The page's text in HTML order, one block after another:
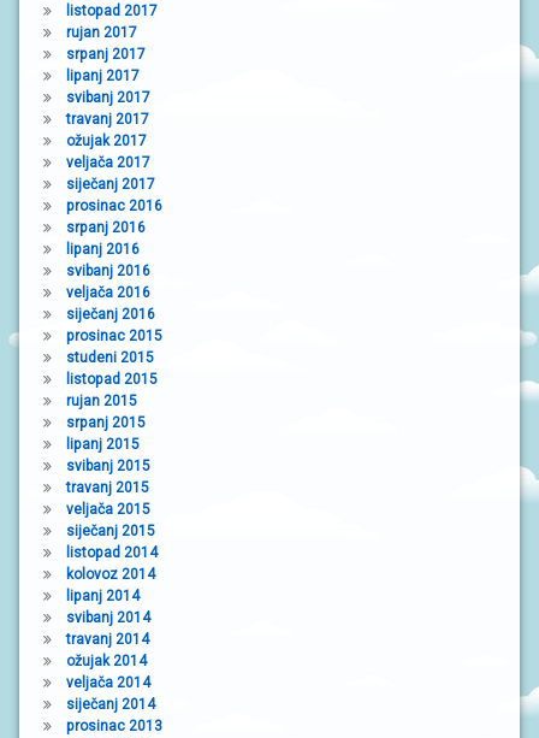
listopad 2017
rujan 2017
srpanj 2017
lipanj 2017
svibanj 2017
travanj 2017
ožujak 2017
veljača 2017
siječanj 2017
prosinac 2016
srpanj 2016
lipanj 2016
svibanj 2016
veljača 2016
siječanj 2016
prosinac 2015
studeni 2015
listopad 2015
rujan 2015
srpanj 2015
lipanj 2015
svibanj 2015
travanj 2015
veljača 2015
siječanj 2015
listopad 2014
kolovoz 2014
lipanj 2014
svibanj 2014
travanj 2014
ožujak 2014
veljača 2014
siječanj 2014
prosinac 2013